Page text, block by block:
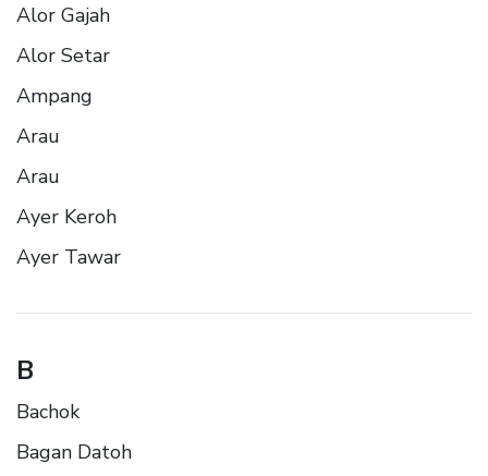
Alor Gajah
Alor Setar
Ampang
Arau
Arau
Ayer Keroh
Ayer Tawar
B
Bachok
Bagan Datoh